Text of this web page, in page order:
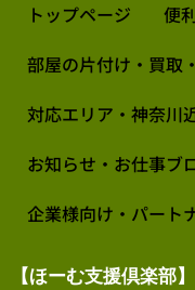
トップページ
便
部屋の片付け・買取
対応エリア・神奈川
お知らせ・お仕事ブ
企業様向け・パート
【ほーむ支援倶楽部】